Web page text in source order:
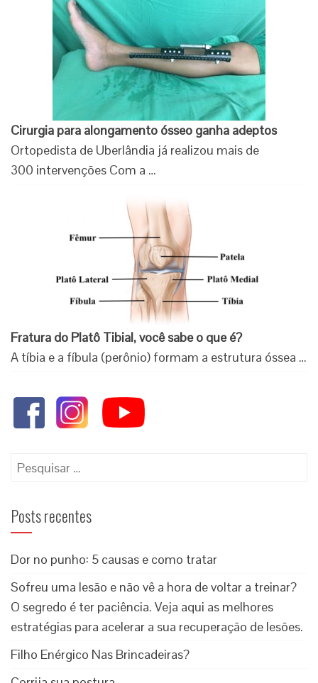
Cirurgia para alongamento ósseo ganha adeptos
Ortopedista de Uberlândia já realizou mais de
300 intervenções Com a …
Fratura do Platô Tibial, você sabe o que é?
A tíbia e a fíbula (perônio) formam a estrutura óssea …
Posts recentes
Dor no punho: 5 causas e como tratar
Sofreu uma lesão e não vê a hora de voltar a treinar?
O segredo é ter paciência. Veja aqui as melhores
estratégias para acelerar a sua recuperação de lesões.
Filho Enérgico Nas Brincadeiras?